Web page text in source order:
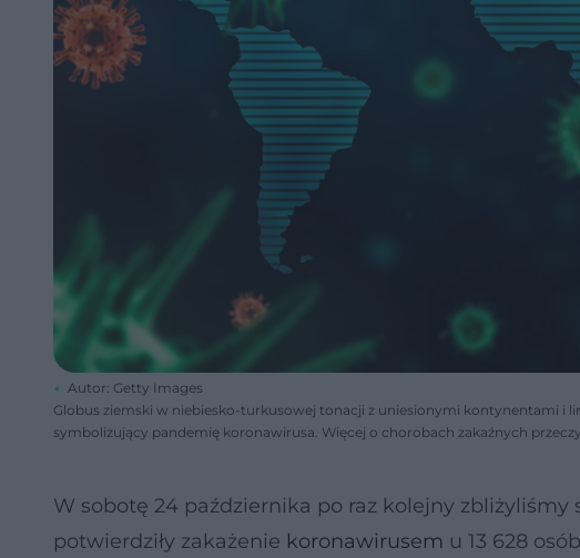
Autor: Getty Images
Globus ziemski w niebiesko-turkusowej tonacji z uniesionymi kontynentami i
symbolizujący pandemię koronawirusa. Więcej o chorobach zakaźnych
W sobotę 24 października po raz kolejny zbliżyliśmy
potwierdziły zakażenie koronawirusem u 13 628